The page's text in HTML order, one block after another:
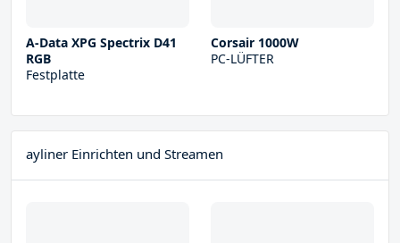
A-Data XPG Spectrix D41
RGB
Festplatte
Corsair 1000W
PC-LÜFTER
ayliner Einrichten und Streamen